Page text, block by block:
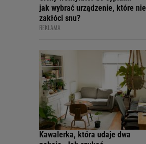
jak wybrać urządzenie, które nie
zakłóci snu?
REKLAMA
Kawalerka, która udaje dwa